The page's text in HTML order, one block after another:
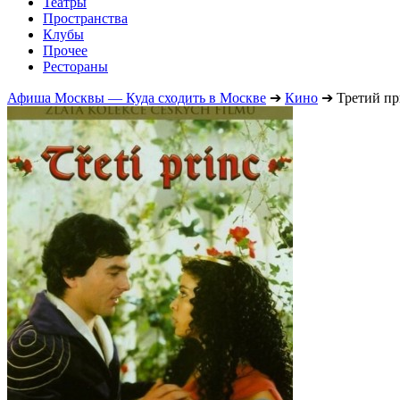
Пространства
Клубы
Прочее
Рестораны
Афиша Москвы — Куда сходить в Москве ➔ Кино ➔ Третий